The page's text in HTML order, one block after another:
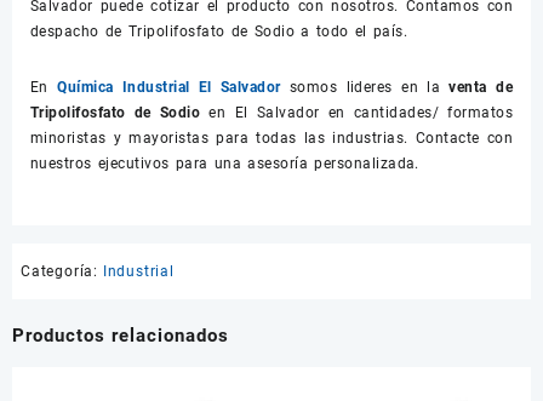
Salvador puede cotizar el producto con nosotros. Contamos con
despacho de Tripolifosfato de Sodio a todo el país.
EnQuímica Industrial El Salvadorsomos lideres en laventa de
Tripolifosfato de Sodioen El Salvador en cantidades/ formatos
minoristas y mayoristas para todas las industrias. Contacte con
nuestros ejecutivos para una asesoría personalizada.
Categoría: Industrial
Productos relacionados